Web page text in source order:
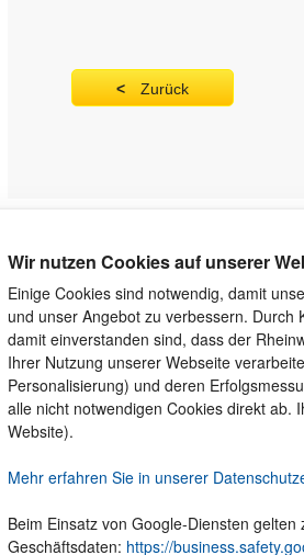
Wir nutzen Cookies auf unserer
Einige Cookies sind notwendig, damit
und unser Angebot zu verbessern. Durch
damit einverstanden sind, dass der
Ihrer Nutzung unserer Webseite
Personalisierung) und deren
alle nicht notwendigen Cookies direkt ab.
Website).
Mehr erfahren Sie in unserer
Beim Einsatz von Google-Diensten
Geschäftsdaten: https://
Zurück
Über uns
Der Verlag
Das Team
Unsere Autorinnen und Autoren
Jobs
Barrierefreiheit
Nachhaltigkeit
Hinweis­geber­schutz­gesetz